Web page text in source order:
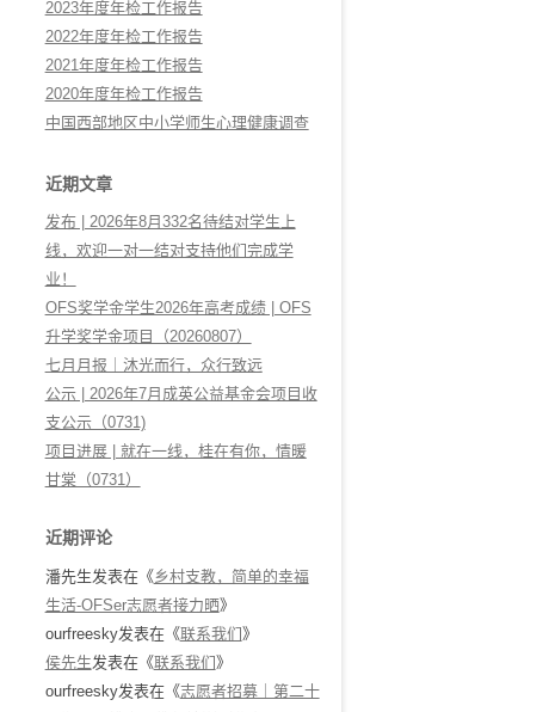
2023年度年检工作报告
2022年度年检工作报告
2021年度年检工作报告
2020年度年检工作报告
中国西部地区中小学师生心理健康调查
近期文章
发布 | 2026年8月332名待结对学生上
线，欢迎一对一结对支持他们完成学
业！
OFS奖学金学生2026年高考成绩 | OFS
升学奖学金项目（20260807）
七月月报｜沐光而行，众行致远
公示 | 2026年7月成英公益基金会项目收
支公示（0731)
项目进展 | 就在一线，桂在有你，情暖
甘棠（0731）
近期评论
潘先生发表在《乡村支教，简单的幸福
生活-OFSer志愿者接力晒》
ourfreesky发表在《联系我们 》
侯先生发表在《联系我们 》
ourfreesky发表在《志愿者招募｜第二十